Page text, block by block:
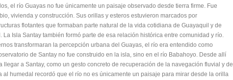
el río Guayas no fue únicamente un paisaje observado desde tierra firme. Fue
vivienda y construcción. Sus orillas y esteros estuvieron marcados por
flotantes que formaban parte natural de la vida cotidiana de Guayaquil y de
Isla Santay también formó parte de esa relación histórica entre comunidad y río.
transformaran la percepción urbana del Guayas, el río era entendido como
de Santay no fue construido en la isla, sino en el río Babahoyo. Desde allí
a Santay, como un gesto concreto de recuperación de la navegación fluvial y de
al humedal recordó que el río no es únicamente un paisaje para mirar desde la orilla